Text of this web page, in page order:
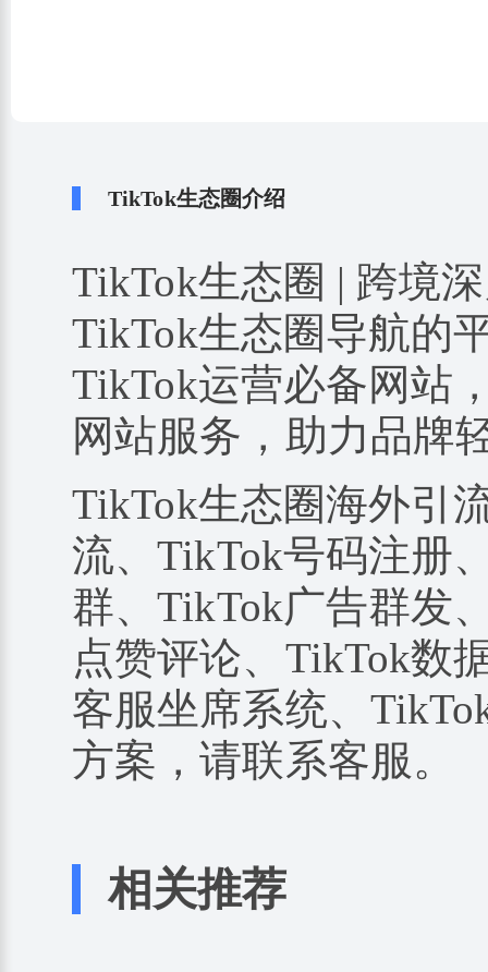
TikTok生态圈介绍
TikTok生态圈 | 跨境
TikTok生态圈导航的
TikTok运营必备网站
网站服务，助力品牌
TikTok生态圈海外引
流、TikTok号码注册
群、TikTok广告群发
点赞评论、TikTok数
客服坐席系统、
方案，请联系客服。
相关推荐